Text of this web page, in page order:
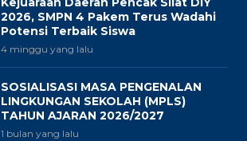
2026, SMPN 4 Pakem Terus Wadahi
Potensi Terbaik Siswa
4 minggu yang lalu
SOSIALISASI MASA PENGENALAN
LINGKUNGAN SEKOLAH (MPLS)
TAHUN AJARAN 2026/2027
1 bulan yang lalu